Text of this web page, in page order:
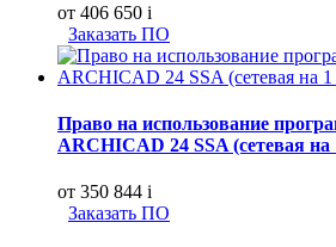
от 406 650 i
Заказать ПО
Право на использование
ARCHICAD 24 SSA (сетевая на
от 350 844 i
Заказать ПО